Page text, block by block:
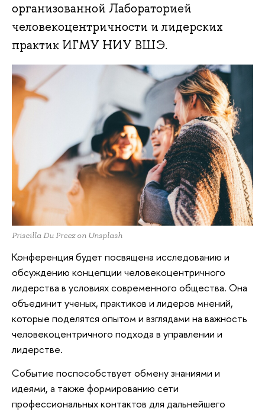
организованной Лабораторией
человекоцентричности и лидерских
практик ИГМУ НИУ ВШЭ.
Priscilla Du Preez on Unsplash
Конференция будет посвящена исследованию и
обсуждению концепции человекоцентричного
лидерства в условиях современного общества. Она
объединит ученых, практиков и лидеров мнений,
которые поделятся опытом и взглядами на важность
человекоцентричного подхода в управлении и
лидерстве.
Событие поспособствует обмену знаниями и
идеями, а также формированию сети
профессиональных контактов для дальнейшего